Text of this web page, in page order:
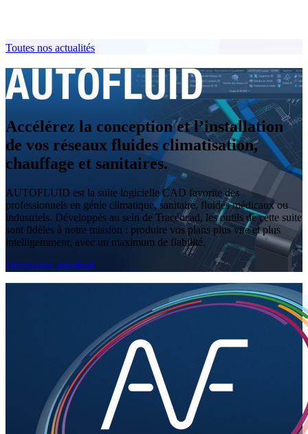
Toutes nos actualités
Accélérez la conception et l’installation
de vos réseaux fluides climatisation,
chauffage et sanitaires.
AUTOFLUID est la suite logicielle CAD favorite des
professionnels en génie climatique, sanitaire, fluides médicaux ou
industriels. Développés au sein de Tracéocad, les outils de cette suite
sont fidèles à notre mission : produire vos plans plus vite et plus
intelligemment, avec un maximum de fiabilité.
Découvrez autofluid